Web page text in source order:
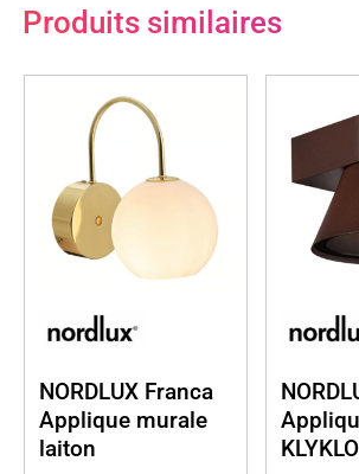
Produits similaires
NORDLUX Franca
Applique murale
laiton